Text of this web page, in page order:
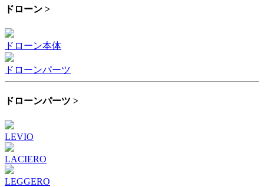
ドローン >
ドローン本体
ドローンパーツ
ドローンパーツ >
LEVIO
LACIERO
LEGGERO